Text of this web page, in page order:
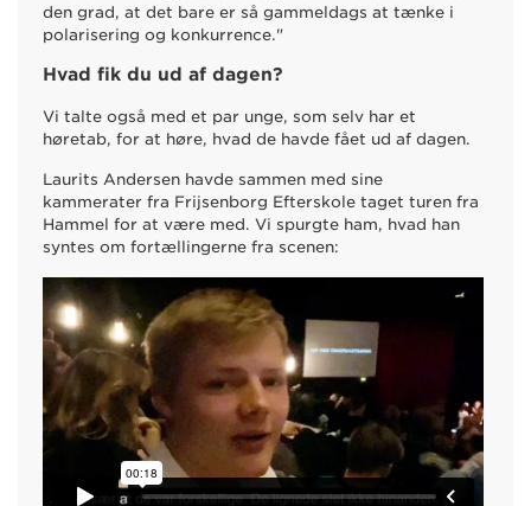
den grad, at det bare er så gammeldags at tænke i
polarisering og konkurrence."
Hvad fik du ud af dagen?
Vi talte også med et par unge, som selv har et
høretab, for at høre, hvad de havde fået ud af dagen.
Laurits Andersen havde sammen med sine
kammerater fra Frijsenborg Efterskole taget turen fra
Hammel for at være med. Vi spurgte ham, hvad han
syntes om fortællingerne fra scenen: